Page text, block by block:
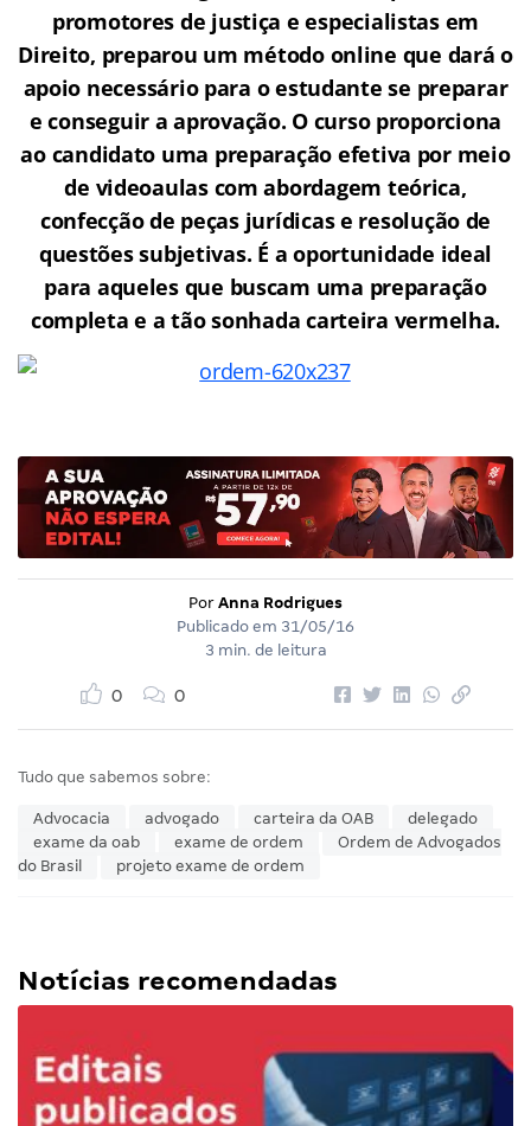
promotores de justiça e especialistas em
Direito, preparou um método online que dará o
apoio necessário para o estudante se preparar
e conseguir a aprovação. O curso proporciona
ao candidato uma preparação efetiva por meio
de videoaulas com abordagem teórica,
confecção de peças jurídicas e resolução de
questões subjetivas. É a oportunidade ideal
para aqueles que buscam uma preparação
completa e a tão sonhada carteira vermelha.
Por Anna Rodrigues
Publicado em 31/05/16
3 min. de leitura
0 0
Tudo que sabemos sobre:
Advocacia advogado carteira da OAB
delegado
exame da oab
exame de ordem
Ordem de Advogados
do Brasil
projeto exame de ordem
Notícias recomendadas